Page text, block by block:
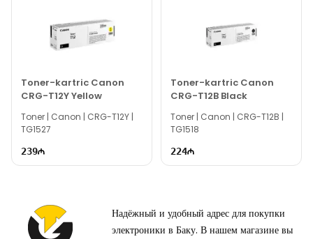
Благодарим вас за проявленный интерес к нашей
компании!
Toner-kartric Canon
CRG-T12Y Yellow
Toner | Canon | CRG-T12Y |
TG1527
239
Toner-kartric Canon
CRG-T12B Black
Toner | Canon | CRG-T12B |
TG1518
224
Надёжный и удобный адрес для покупки
электроники в Баку. В нашем магазине вы